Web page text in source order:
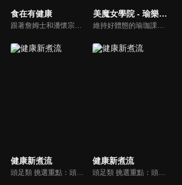
食在有健康
跟著詹姆士和潘懷宗博士就能輕鬆學料理！只是品嚐美食之餘，身體健康也要懂得把關，每集都會傳授生活健康資訊，破除一般飲食迷思，讓大家吃得美味、活得健康！
美魔女學院 - 瑜樂生活珈
維持好體態的瑜珈課程，有著豐富的瑜珈姿勢，伸展筋骨舒緩全身疲勞，緊緻肌肉線條，不只能雕塑美美的身材也能夠讓身心靈都暢快健康，跟上我們的腳步一起踏上瑜樂生活珈，輕鬆好上手，快樂享瘦！
健康新煮流
頭足類 挑選重點：頭足類利用清洗時去除內臟可以降低膽固醇的攝取。挑選雙眼清澈明亮，眼球稍微凸出，肉質結實有彈性為佳。身體具透明感，觸腕或是吸盤一碰到活體就會吸附住便是新鮮的。
健康新煮流
頭足類 挑選重點：頭足類利用清洗時去除內臟可以降低膽固醇的攝取。挑選雙眼清澈明亮，眼球稍微凸出，肉質結實有彈性為佳。身體具透明感，觸腕或是吸盤一碰到活體就會吸附住便是新鮮的。